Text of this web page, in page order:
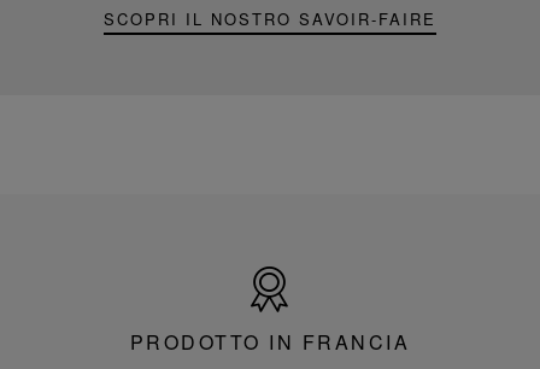
SCOPRI IL NOSTRO SAVOIR-FAIRE
Francia
PRODOTTO IN FRANCIA